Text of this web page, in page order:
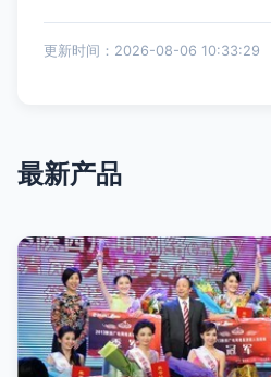
更新时间：2026-08-06 10:33:29
最新产品